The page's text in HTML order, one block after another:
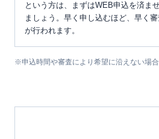
という方は、まずはWEB申込を済ま
ましょう。早く申し込むほど、早く審
が行われます。
※申込時間や審査により希望に沿えない場合